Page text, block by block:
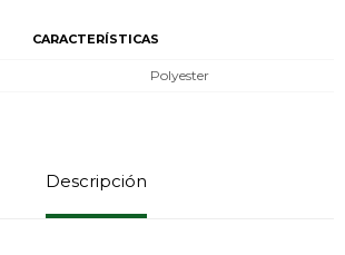
CARACTERÍSTICAS
Polyester
Descripción